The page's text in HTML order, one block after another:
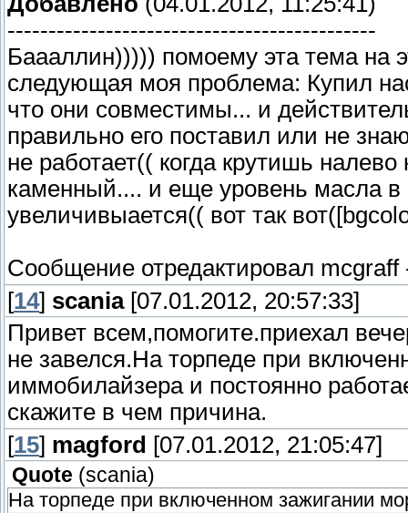
---------------------------------------------
Баааллин))))) помоему эта тема на
следующая моя проблема: Купил
что они совместимы... и
правильно его поставил или не
не работает(( когда крутишь
каменный.... и еще уровень масла в
увеличивыается(( вот так
Сообщение отредактировал mcgraff
[14] scania[07.01.2012, 20:57:33]
Привет всем,помогите.приехал
не завелся.На торпеде при
иммобилайзера и постоянно
скажите в чем причина.
[15] magford [07.01.2012, 21:05:47]
Quote (scania)
На торпеде при включенном зажигании